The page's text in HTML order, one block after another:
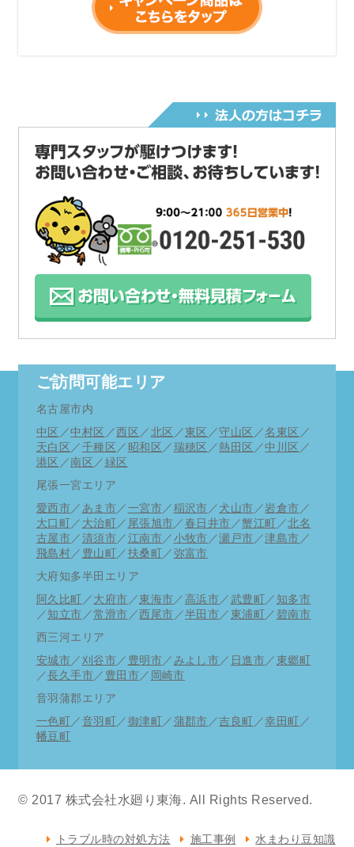
コロナウィルスに伴い当面の間、営業時間を
コロナウィルス感染拡大
及び愛知県緊急事態宣言に伴い
令和2年4月29日より営業時間をAM9:00～PM6:00
とさせていただきます。
何卒ご理解の程お願い申し上げます。
お支払い方法にpaypayが使用できるようになりま
した。
がお受けできない場合もございます。
詳しくはお電話にてご相談ください。
何卒ご理解ご了承の程お願い申し上げます。※緊
直近修理状況
11月11日 東区トイレ修理 一宮市洗面水漏れ
11月10日 中区洗面蛇口交換 千種区トイレつま
り
き
11月8日 春日井市トイレつまり 知多市台所蛇口
交換
11月7日 南区トイレ修理 中川区水道工事
11月5日 清須市排水工事 北区洗面パイプ修理
11月4日 中村区流し台詰まり抜き 西区お風呂詰
ご訪問可能エリア
名古屋市内
中区 ／中村区 ／西区 ／ 北区 ／東区 ／守山区 ／名東区 ／
天白区 ／ 千種区 ／ 昭和区 ／ 瑞穂区 ／ 熱田区 ／中川区 ／
港区 ／南区 ／ 緑区
尾張一宮エリア
愛西市 ／ あま市 ／ 一宮市 ／ 稲沢市 ／ 犬山市 ／岩倉市 ／
大口町 ／ 大治町 ／ 尾張旭市 ／ 春日井市 ／蟹江町 ／北名
古屋市 ／ 清須市 ／ 江南市 ／ 小牧市 ／瀬戸市 ／津島市 ／
飛島村 ／ 豊山町 ／ 扶桑町 ／ 弥富市
大府知多半田エリア
阿久比町 ／ 大府市 ／東海市 ／ 高浜市 ／ 武豊町 ／ 知多市
／知立市 ／常滑市 ／西尾市 ／半田市 ／ 東浦町 ／ 碧南市
西三河エリア
安城市 ／ 刈谷市 ／ 豊明市 ／ みよし市 ／ 日進市 ／ 東郷町
／長久手市 ／ 豊田市 ／ 岡崎市
音羽蒲郡エリア
一色町 ／ 音羽町 ／ 御津町 ／ 蒲郡市 ／吉良町 ／幸田町 ／
幡豆町
© 2017 株式会社水廻り東海. All Rights Reserved.
トラブル時の対処方法 施工事例 水まわり豆知識